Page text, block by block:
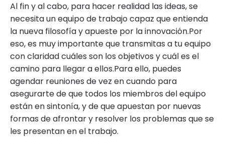
Al fin y al cabo, para hacer realidad las ideas, se
necesita un equipo de trabajo capaz que entienda
la nueva filosofía y apueste por la innovación.Por
eso, es muy importante que transmitas a tu equipo
con claridad cuáles son los objetivos y cuál es el
camino para llegar a ellos.Para ello, puedes
agendar reuniones de vez en cuando para
asegurarte de que todos los miembros del equipo
están en sintonía, y de que apuestan por nuevas
formas de afrontar y resolver los problemas que se
les presentan en el trabajo.